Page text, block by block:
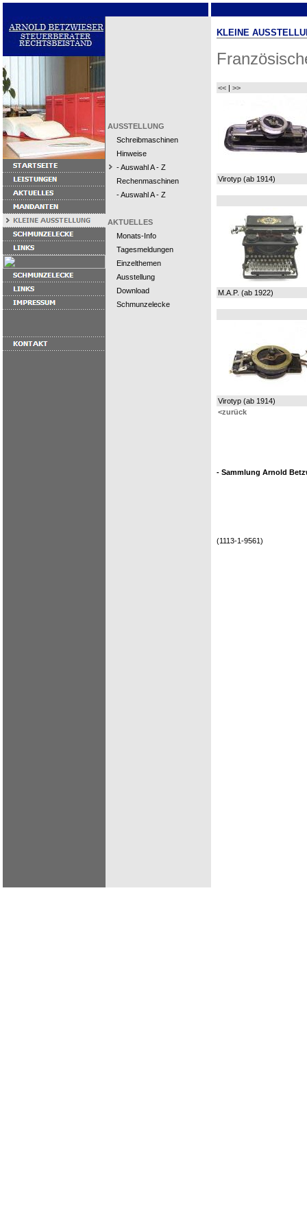
AUSSTELLUNG
Schreibmaschinen
Hinweise
- Auswahl A - Z
Rechenmaschinen
- Auswahl A - Z
AKTUELLES
Monats-Info
Tagesmeldungen
Einzelthemen
Ausstellung
Download
Schmunzelecke
KLEINE
<< | >>
Virotyp (ab 1914)
M.A.P. (ab 1922)
Virotyp (ab 1914)
<zurück
- Sammlung Arnold
(1113-1-9561)